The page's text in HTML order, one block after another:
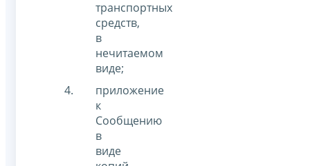
транспортных
средств,
в
нечитаемом
виде;
приложение
к
Сообщению
в
виде